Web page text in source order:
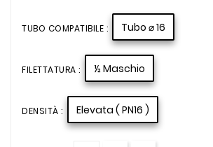
TUBO COMPATIBILE : Tubo ⌀ 16
FILETTATURA : ½ Maschio
DENSITÀ : Elevata ( PN16 )